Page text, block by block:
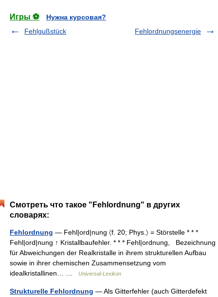
Игры ⚽
Нужна курсовая?
Fehlgußstück
Fehlordnungsenergie
Смотреть что такое "Fehlordnung" в других
словарях:
Fehlordnung — Fehl|ord|nung 〈f. 20; Phys.〉 = Störstelle * * *
Fehl|ord|nung ↑ Kristallbaufehler. * * * Fehl|ordnung, Bezeichnung
für Abweichungen der Realkristalle in ihrem strukturellen Aufbau
sowie in ihrer chemischen Zusammensetzung vom
idealkristallinen… …
Universal-Lexikon
Strukturelle Fehlordnung — Als Gitterfehler (auch Gitterdefekt